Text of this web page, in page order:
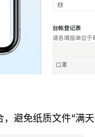
避免纸质文件“满